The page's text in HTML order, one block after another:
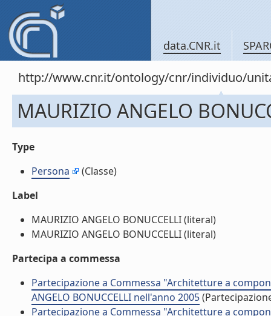
data.CNR.it
http://www.cnr.it/ontology/cnr/individuo/
MAURIZIO ANGELO
Type
Persona
(Classe)
Label
MAURIZIO ANGELO BONUCCELLI (literal)
MAURIZIO ANGELO BONUCCELLI (literal)
Partecipa a commessa
Partecipazione a Commessa "Architetture a
ANGELO BONUCCELLI nell'anno 2005
Partecipazione a Commessa "Architetture a